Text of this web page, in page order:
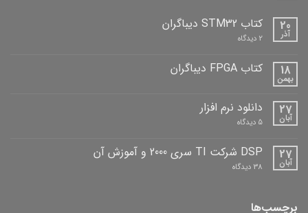
20
آذر
کتاب STM32 دیباگران
2 دیدگاه برای
دیباگران 18
بهمن
کتاب FPGA دیباگران
کتاب
FPGA
دیباگران
ثبت
نشده 27
آبان
دانلود نرم افزار
5 دیدگاه برای
افزار 27
آبان
DSP شرکت TI سری 2000 و آموزش آن
38 دیدگاه برای
برچسب‌ها